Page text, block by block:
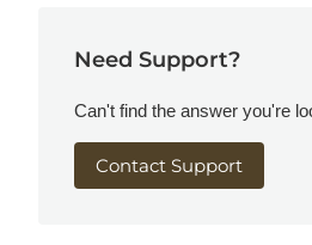
Need Support?
Can't find the answer you're
Contact Support